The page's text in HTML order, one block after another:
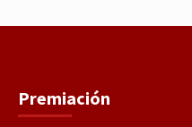
Premiación